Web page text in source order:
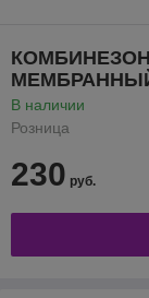
В наличии
Розница
230 руб.